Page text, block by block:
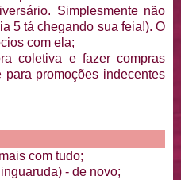
Simplesmente não
5 tá chegando sua feia!). O
com ela;
coletiva e fazer compras
promoções indecentes
com tudo;
- de novo;